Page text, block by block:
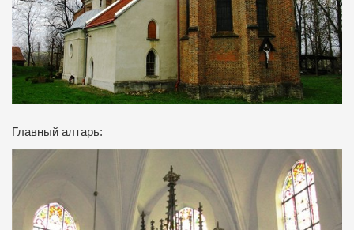
Главный алтарь: